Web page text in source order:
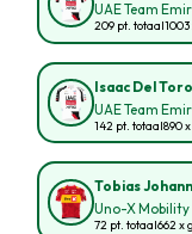
UAE Team
209 pt. totaal1003
Isaac Del Toro
UAE Team
142 pt. totaal890
Tobias
Uno-X Mobility
72 pt. totaal662 x